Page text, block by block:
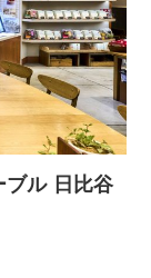
ブル 日比谷